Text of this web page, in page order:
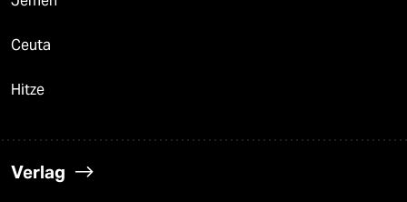
Ceuta
Hitze
Verlag